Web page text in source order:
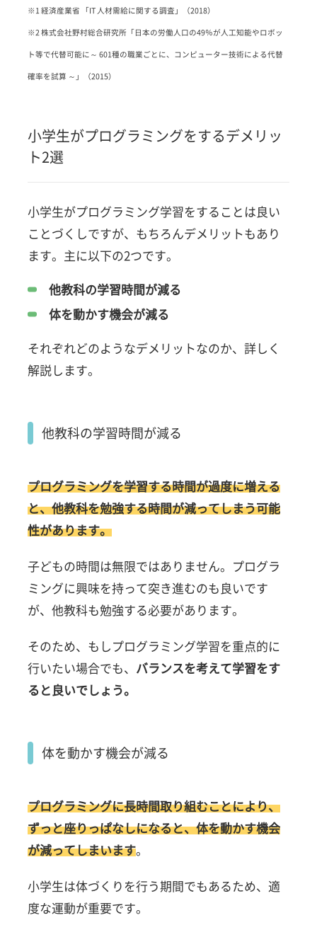
※1 経済産業省 「IT 人材需給に関する調査」（2018）
※2 株式会社野村総合研究所「日本の労働人口の49％が人工知能やロボッ
ト等で代替可能に～ 601種の職業ごとに、コンピューター技術による代替
確率を試算 ～」（2015）
小学生がプログラミングをするデメリッ
ト2選
小学生がプログラミング学習をすることは良い
ことづくしですが、もちろんデメリットもあり
ます。主に以下の2つです。
他教科の学習時間が減る
体を動かす機会が減る
それぞれどのようなデメリットなのか、詳しく
解説します。
他教科の学習時間が減る
プログラミングを学習する時間が過度に増える
と、他教科を勉強する時間が減ってしまう可能
性があります。
子どもの時間は無限ではありません。プログラ
ミングに興味を持って突き進むのも良いです
が、他教科も勉強する必要があります。
そのため、もしプログラミング学習を重点的に
行いたい場合でも、
バランスを考えて学習をす
ると良いでしょう。
体を動かす機会が減る
プログラミングに長時間取り組むことにより、
ずっと座りっぱなしになると、体を動かす機会
が減ってしまいます。
小学生は体づくりを行う期間でもあるため、適
度な運動が重要です。